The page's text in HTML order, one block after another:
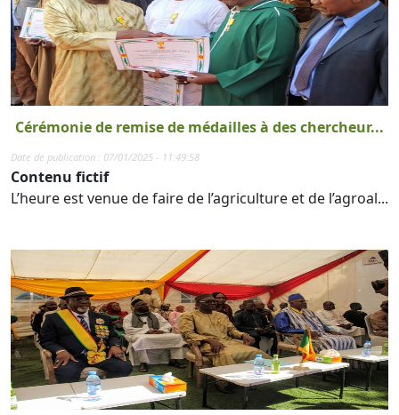
Cérémonie de remise de médailles à des chercheur...
Date de publication : 07/01/2025 - 11:49:58
Contenu fictif
L’heure est venue de faire de l’agriculture et de l’agroal...